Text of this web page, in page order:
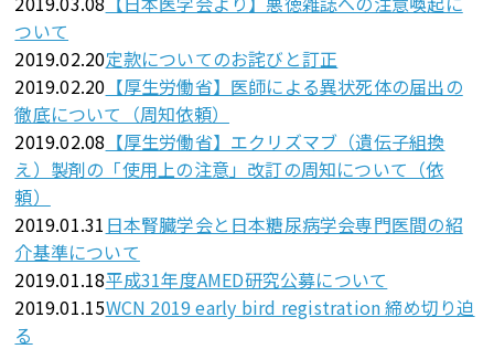
ついて
2019.02.20定款についてのお詫びと訂正
2019.02.20 【厚生労働省】医師による異状死体の届出の
徹底について（周知依頼）
2019.02.08 【厚生労働省】エクリズマブ（遺伝子組換
え）製剤の「使用上の注意」改訂の周知について（依
頼）
2019.01.31 日本腎臓学会と日本糖尿病学会専門医間の紹
介基準について
2019.01.18平成31年度AMED研究公募について
2019.01.15WCN 2019 early bird registration 締め切り迫
る